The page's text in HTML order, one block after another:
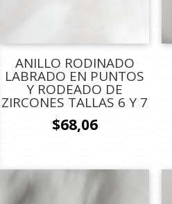
ANILLO RODINADO
LABRADO EN PUNTOS
Y RODEADO DE
ZIRCONES TALLAS 6 Y 7
$68,06